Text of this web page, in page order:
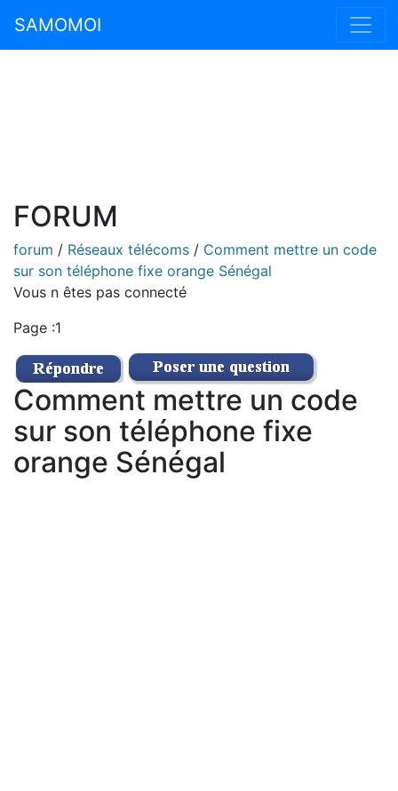
SAMOMOI
FORUM
forum / Réseaux télécoms / Comment mettre un code
sur son téléphone fixe orange Sénégal
Vous n êtes pas connecté
Page :1
Comment mettre un code
sur son téléphone fixe
orange Sénégal